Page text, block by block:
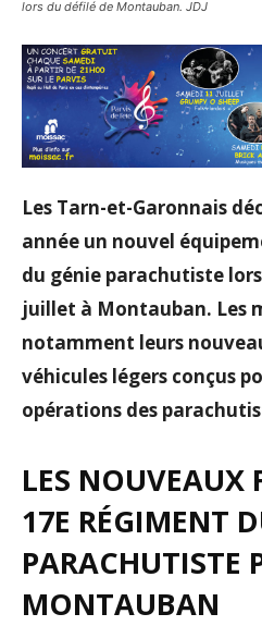
lors du défilé de Montauban. JDJ
Les Tarn-et-Garonnais
année un nouvel
du génie parachutiste
juillet à Montauban. Les
notamment leurs
véhicules légers conçus
opérations des
LES NOUVEAUX
17E RÉGIMENT
PARACHUTISTE
MONTAUBAN